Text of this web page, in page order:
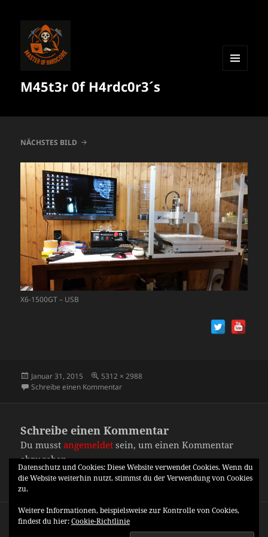
M45t3r 0f H4rdc0r3´s
NÄCHSTES BILD
X6-1500GT – USB
Veröffentlicht
am
Januar 31, 2015 Originalgröße
5312 × 2988
Schreibe einen Kommentarzu 20140925_170635
Schreibe einen Kommentar
Du musstangemeldet sein, um einen Kommentar
abzugeben.
Beitragsnavigation
VERÖFFENTLICHT IN
CNC-Fräse (X6-1500GT USB)
Datenschutz und Cookies: Diese Website verwendet Cookies. Wenn du
die Website weiterhin nutzt, stimmst du der Verwendung von Cookies
zu.
Weitere Informationen, beispielsweise zur Kontrolle von Cookies,
findest du hier:Cookie-Richtlinie